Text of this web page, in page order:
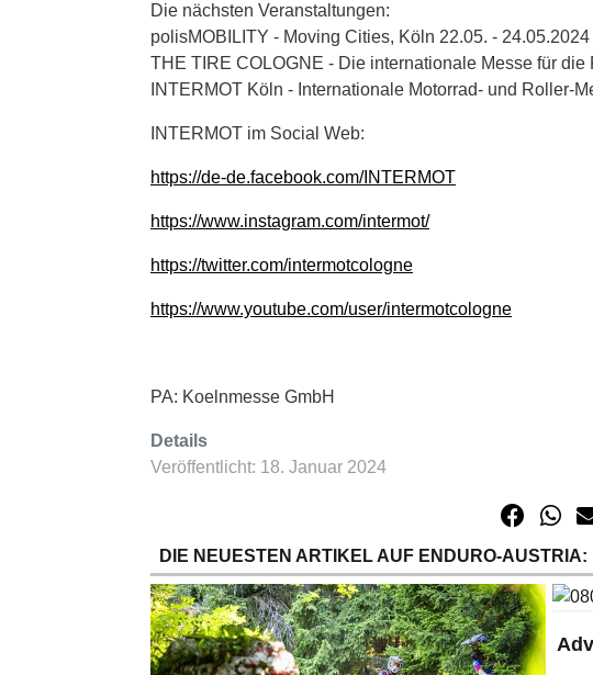
Die nächsten Veranstaltungen:
polisMOBILITY - Moving Cities, Köln 22.05. - 24.05.2024
THE TIRE COLOGNE - Die internationale Messe für
INTERMOT Köln - Internationale Motorrad- und Roller-
INTERMOT im Social Web:
https://de-de.facebook.com/INTERMOT
https://www.instagram.com/intermot/
https://twitter.com/intermotcologne
https://www.youtube.com/user/intermotcologne
PA: Koelnmesse GmbH
Details
Veröffentlicht: 18. Januar 2024
DIE NEUESTEN ARTIKEL AUF ENDURO-AUSTRIA: